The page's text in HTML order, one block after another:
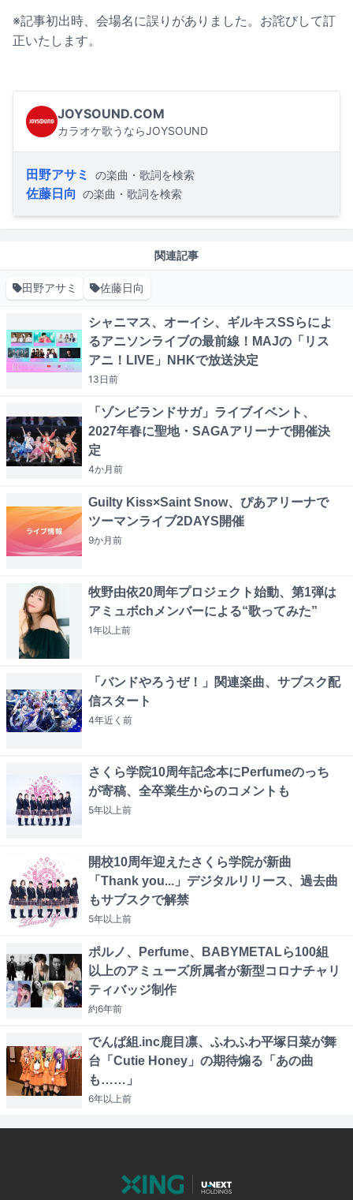
※記事初出時、会場名に誤りがありました。お詫びして訂
正いたします。
JOYSOUND.COM
カラオケ歌うならJOYSOUND
田野アサミ の楽曲・歌詞を検索
佐藤日向 の楽曲・歌詞を検索
関連記事
田野アサミ 佐藤日向
シャニマス、オーイシ、ギルキスSSらによ
るアニソンライブの最前線！MAJの「リス
アニ！LIVE」NHKで放送決定
13日前
「ゾンビランドサガ」ライブイベント、
2027年春に聖地・SAGAアリーナで開催決
定
4か月前
Guilty Kiss×Saint Snow、ぴあアリーナで
ツーマンライブ2DAYS開催
9か月前
牧野由依20周年プロジェクト始動、第1弾は
アミュボchメンバーによる“歌ってみた”
1年以上前
「バンドやろうぜ！」関連楽曲、サブスク配
信スタート
4年近く 前
さくら学院10周年記念本にPerfumeのっち
が寄稿、全卒業生からのコメントも
5年以上前
開校10周年迎えたさくら学院が新曲
「Thank you...」デジタルリリース、過去曲
もサブスクで解禁
5年以上前
ポルノ、Perfume、BABYMETALら100組
以上のアミューズ所属者が新型コロナチャリ
ティバッジ制作
約6年前
でんぱ組.inc鹿目凛、ふわふわ平塚日菜が舞
台「Cutie Honey」の期待煽る「あの曲
も……」
6年以上前